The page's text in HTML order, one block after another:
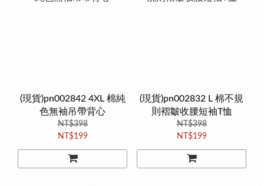
(現貨)pn002842 4XL 棉純
色無袖吊帶背心
NT$398
NT$199
(現貨)pn002832 L 棉不規
則褶皺收腰短袖T恤
NT$398
NT$199